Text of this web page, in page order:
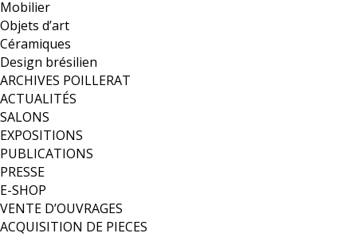
Mobilier
Objets d’art
Céramiques
Design brésilien
ARCHIVES POILLERAT
ACTUALITÉS
SALONS
EXPOSITIONS
PUBLICATIONS
PRESSE
E-SHOP
VENTE D’OUVRAGES
ACQUISITION DE PIECES